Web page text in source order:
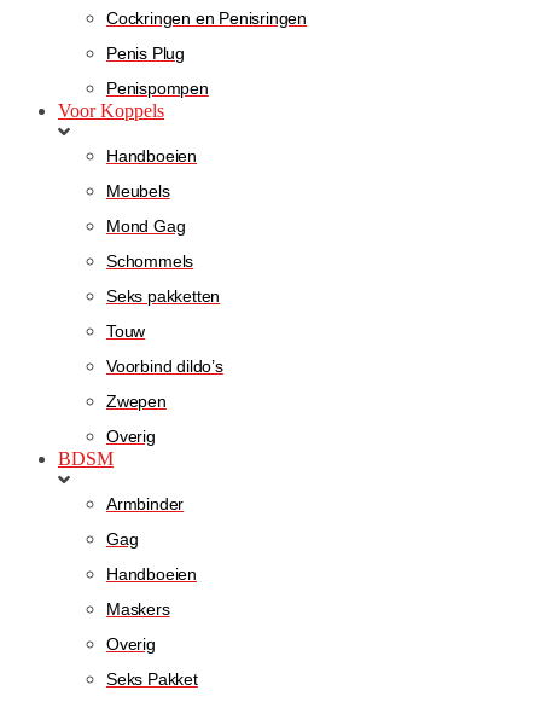
Cockringen en Penisringen
Penis Plug
Penispompen
Voor Koppels
Handboeien
Meubels
Mond Gag
Schommels
Seks pakketten
Touw
Voorbind dildo’s
Zwepen
Overig
BDSM
Armbinder
Gag
Handboeien
Maskers
Overig
Seks Pakket